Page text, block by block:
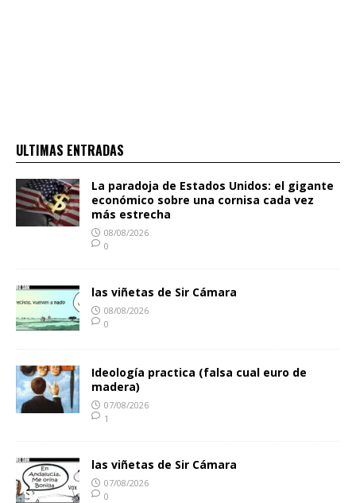
ULTIMAS ENTRADAS
La paradoja de Estados Unidos: el gigante
económico sobre una cornisa cada vez
más estrecha
08/08/2026
0
las viñetas de Sir Cámara
08/08/2026
0
Ideología practica (falsa cual euro de
madera)
07/08/2026
1
las viñetas de Sir Cámara
07/08/2026
0